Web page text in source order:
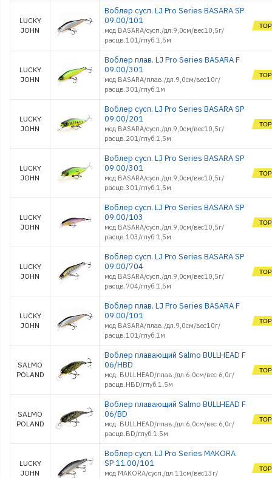
оборудование
Сторожки, кивки,
шестики
Емкости
Удочки зимние
Чехлы и Тубусы
LUCKY
JOHN
Воблер сусп. LJ Pro Series BASARA SP
09.00/101
мод BASARA/сусп./дл.9,0см/вес10,5г/
расцв.101/глуб.1,5м
LUCKY
JOHN
Воблер плав. LJ Pro Series BASARA F
09.00/301
мод BASARA/плав./дл.9,0см/вес10г/
расцв.301/глуб.1м
LUCKY
JOHN
Воблер сусп. LJ Pro Series BASARA SP
09.00/201
мод BASARA/сусп./дл.9,0см/вес10,5г/
расцв.201/глуб.1,5м
LUCKY
JOHN
Воблер сусп. LJ Pro Series BASARA SP
09.00/301
мод BASARA/сусп./дл.9,0см/вес10,5г/
расцв.301/глуб.1,5м
LUCKY
JOHN
Воблер сусп. LJ Pro Series BASARA SP
09.00/103
мод BASARA/сусп./дл.9,0см/вес10,5г/
расцв.103/глуб.1,5м
LUCKY
JOHN
Воблер сусп. LJ Pro Series BASARA SP
09.00/704
мод BASARA/сусп./дл.9,0см/вес10,5г/
расцв.704/глуб.1,5м
LUCKY
JOHN
Воблер плав. LJ Pro Series BASARA F
09.00/101
мод BASARA/плав./дл.9,0см/вес10г/
расцв.101/глуб.1м
SALMO
POLAND
Воблер плавающий Salmo BULLHEAD F
06/HBD
мод. BULLHEAD/плав./дл.6,0см/вес 6,0г/
расцв.HBD/глуб.1.5м
SALMO
POLAND
Воблер плавающий Salmo BULLHEAD F
06/BD
мод. BULLHEAD/плав./дл.6,0см/вес 6,0г/
расцв.BD/глуб.1.5м
LUCKY
JOHN
Воблер сусп. LJ Pro Series MAKORA
SP 11.00/101
мод MAKORA/сусп./дл.11см/вес13г/